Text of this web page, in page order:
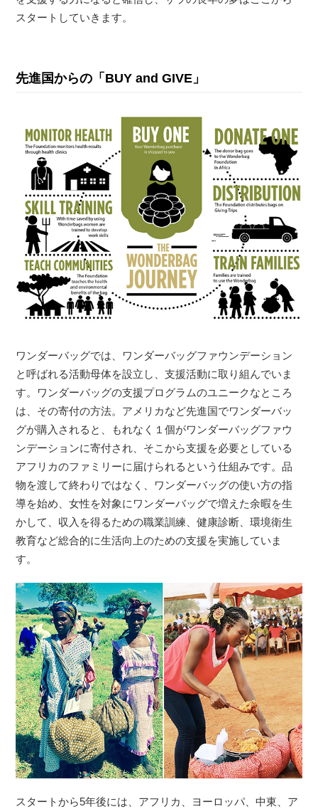
スタートしていきます。
先進国からの「BUY and GIVE」
ワンダーバッグでは、ワンダーバッグファウンデーション
と呼ばれる活動母体を設立し、支援活動に取り組んでいま
す。ワンダーバッグの支援プログラムのユニークなところ
は、その寄付の方法。アメリカなど先進国でワンダーバッ
グが購入されると、もれなく１個がワンダーバッグファウ
ンデーションに寄付され、そこから支援を必要としている
アフリカのファミリーに届けられるという仕組みです。品
物を渡して終わりではなく、ワンダーバッグの使い方の指
導を始め、女性を対象にワンダーバッグで増えた余暇を生
かして、収入を得るための職業訓練、健康診断、環境衛生
教育など総合的に生活向上のための支援を実施していま
す。
スタートから5年後には、アフリカ、ヨーロッパ、中東、ア